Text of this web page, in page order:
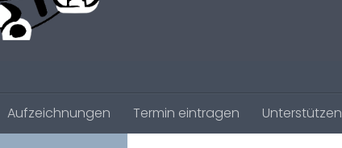
Aufzeichnungen Termin eintragen Unterstützen